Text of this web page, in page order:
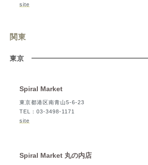
site
関東
東京
Spiral Market
東京都港区南青山5-6-23
TEL：03-3498-1171
site
Spiral Market 丸の内店